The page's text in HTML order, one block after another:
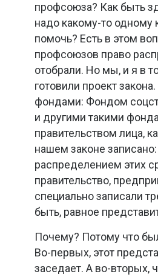
профсоюза? Как быть
надо какому-то одному
помочь? Есть в этом
профсоюзов право
отобрали. Но мы, и я в
готовили проект
фондами: Фондом
и другими такими
правительством лица,
нашем законе
распределением этих
правительство,
специально записали
быть, равное
Почему? Потому что
Во-первых, этот
заседает. А во-вторых,